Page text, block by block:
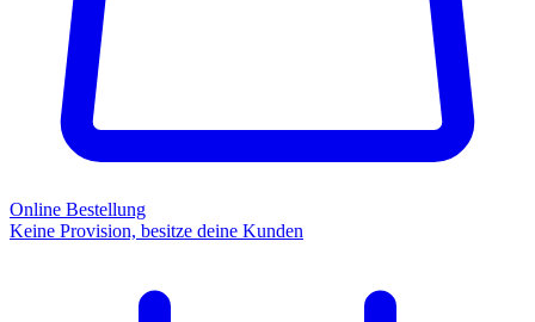
Online Bestellung
Keine Provision, besitze deine Kunden